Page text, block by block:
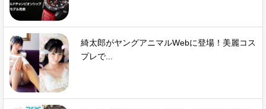
綺太郎がヤングアニマルWebに登場！美麗コス
プレで...